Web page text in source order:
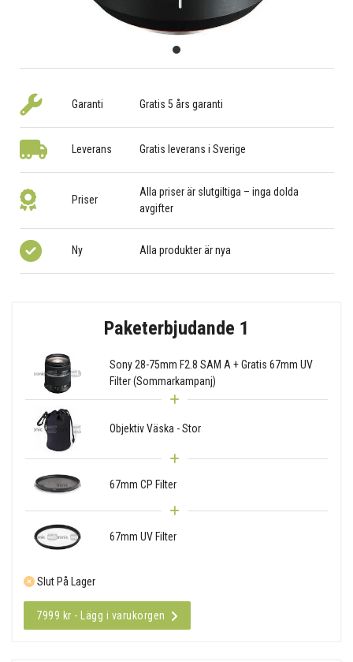
Garanti Gratis 5 års garanti
Leverans Gratis leverans i Sverige
Priser
Alla priser är slutgiltiga – inga dolda
avgifter
Ny Alla produkter är nya
Paketerbjudande 1
Sony 28-75mm F2.8 SAM A + Gratis 67mm UV
Filter (Sommarkampanj)
Objektiv Väska - Stor
67mm CP Filter
67mm UV Filter
Slut På Lager
7999 kr - Lägg i varukorgen